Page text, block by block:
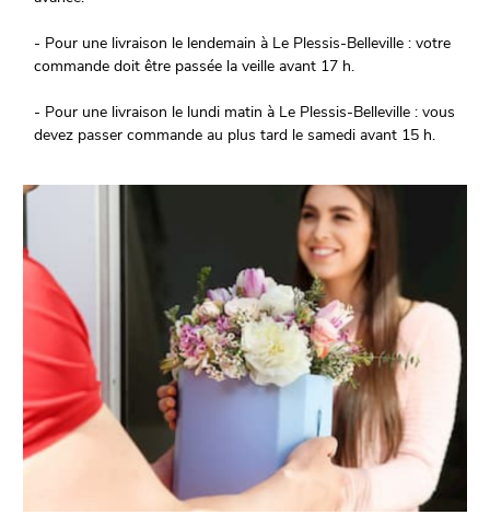
- Pour une livraison le lendemain à Le Plessis-Belleville : votre
commande doit être passée la veille avant 17 h.
- Pour une livraison le lundi matin à Le Plessis-Belleville : vous
devez passer commande au plus tard le samedi avant 15 h.